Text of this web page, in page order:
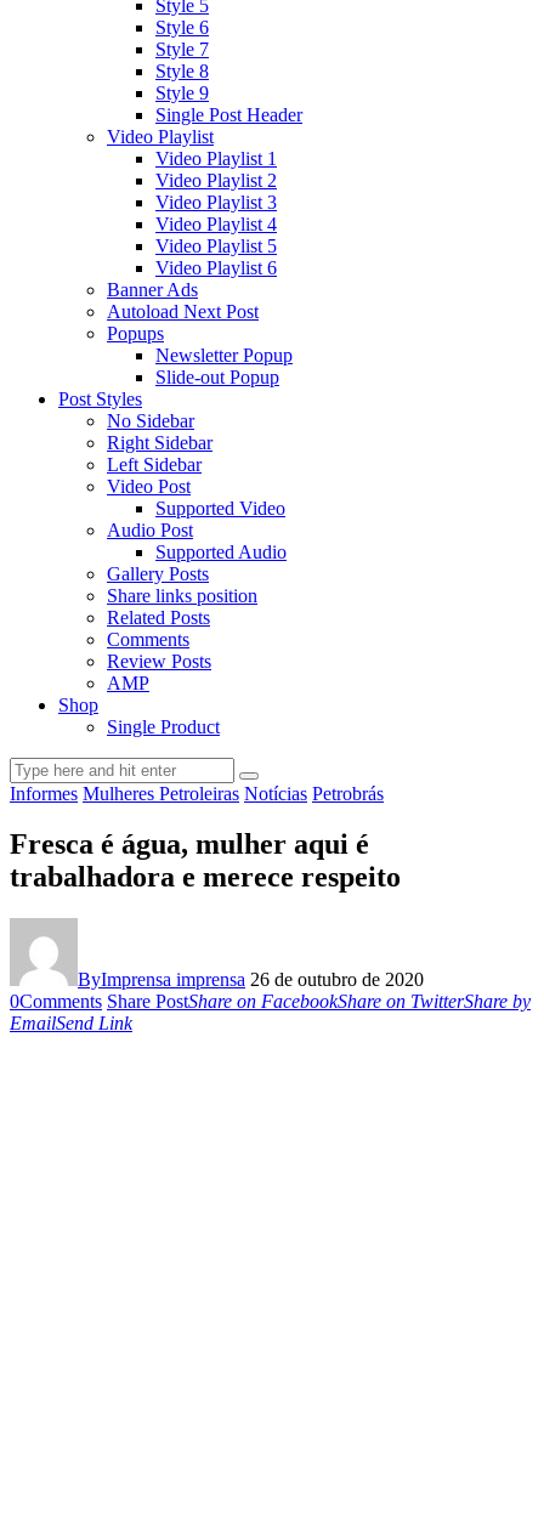
Style 5
Style 6
Style 7
Style 8
Style 9
Single Post Header
Video Playlist
Video Playlist 1
Video Playlist 2
Video Playlist 3
Video Playlist 4
Video Playlist 5
Video Playlist 6
Banner Ads
Autoload Next Post
Popups
Newsletter Popup
Slide-out Popup
Post Styles
No Sidebar
Right Sidebar
Left Sidebar
Video Post
Supported Video
Audio Post
Supported Audio
Gallery Posts
Share links position
Related Posts
Comments
Review Posts
AMP
Shop
Single Product
Informes Mulheres Petroleiras Notícias Petrobrás
Fresca é água, mulher aqui é
trabalhadora e merece respeito
ByImprensa imprensa 26 de outubro de 2020
0Comments Share PostShare on FacebookShare on TwitterShare by
EmailSend Link